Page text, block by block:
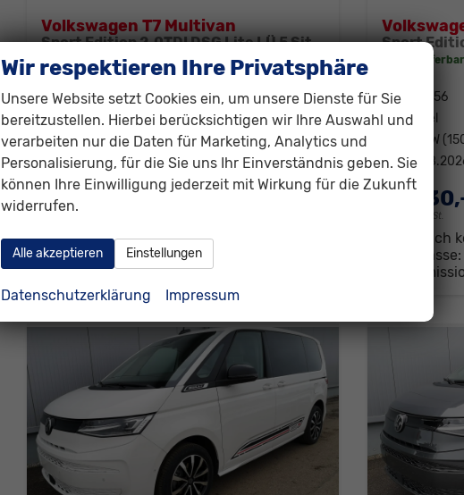
Volkswagen T7 Multivan
Sport Edition 2,0TDI DSG Lite LÜ 5 Sitzer
sofort lieferbar Fahrzeug mit Tageszulassung
Fahrzeugnr. 292952 Getriebe Automatik
Kraftstoff Diesel Außenfarbe Candyweiß
Leistung 110 kW (150 PS) Kilometerstand 10 km
01.08.2026
50.130,– €
Verbrauch kombiniert:6,70 l/100km
CO2-Klasse:
F
CO -Emissionen:175,00 g/km
sofort lieferbar
Fahrzeugnr. 309856
Kraftstoff Diesel
110 kW
incl. 19% MwSt.
Verbrauch
-Klasse:
-
Wir respektieren Ihre Privatsphäre
Unsere Website setzt Cookies ein, um unsere Dienste für Sie
bereitzustellen. Hierbei berücksichtigen wir Ihre Auswahl und
verarbeiten nur die Daten für Marketing, Analytics und
Personalisierung, für die Sie uns Ihr Einverständnis geben. Sie
können Ihre Einwilligung jederzeit mit Wirkung für die Zukunft
widerrufen.
Alle akzeptieren Einstellungen
Datenschutzerklärung Impressum